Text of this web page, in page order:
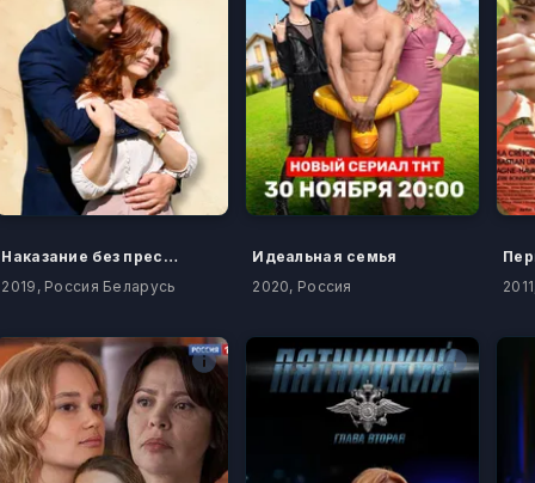
Наказание без преступления
2019, Россия Беларусь
Идеальная семья
2020, Россия